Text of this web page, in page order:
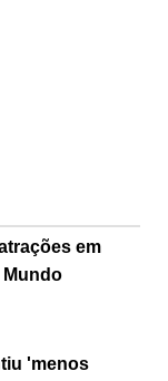
em
Mundo
'menos